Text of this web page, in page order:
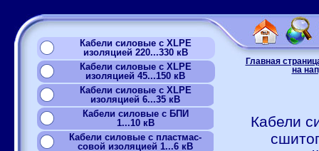
Кабели силовые с XLPE
изоляцией 220...330 кВ
Кабели силовые с XLPE
изоляцией 45...150 кВ
Кабели силовые с XLPE
изоляцией 6...35 кВ
Кабели силовые с БПИ
1...10 кВ
Кабели силовые с пластмас-
совой изоляцией 1...6 кВ
Главная
на
Кабели